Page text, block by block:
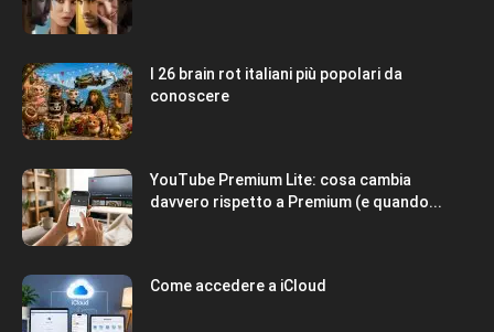
I 26 brain rot italiani più popolari da
conoscere
YouTube Premium Lite: cosa cambia
davvero rispetto a Premium (e quando...
Come accedere a iCloud